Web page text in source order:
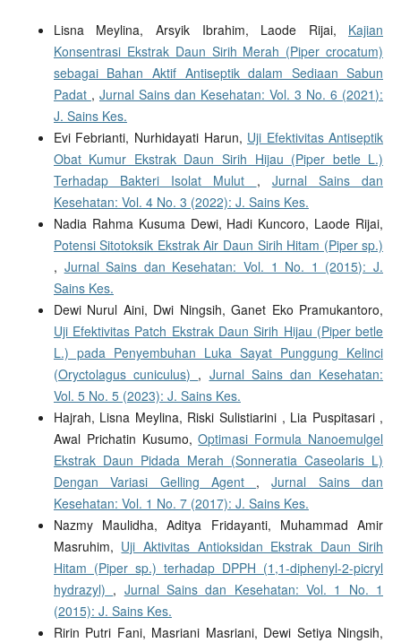
Lisna Meylina, Arsyik Ibrahim, Laode Rijai, Kajian
Konsentrasi Ekstrak Daun Sirih Merah (Piper crocatum)
sebagai Bahan Aktif Antiseptik dalam Sediaan Sabun
Padat , Jurnal Sains dan Kesehatan: Vol. 3 No. 6 (2021):
J. Sains Kes.
Evi Febrianti, Nurhidayati Harun, Uji Efektivitas Antiseptik
Obat Kumur Ekstrak Daun Sirih Hijau (Piper betle L.)
Terhadap Bakteri Isolat Mulut , Jurnal Sains dan
Kesehatan: Vol. 4 No. 3 (2022): J. Sains Kes.
Nadia Rahma Kusuma Dewi, Hadi Kuncoro, Laode Rijai,
Potensi Sitotoksik Ekstrak Air Daun Sirih Hitam (Piper sp.)
, Jurnal Sains dan Kesehatan: Vol. 1 No. 1 (2015): J.
Sains Kes.
Dewi Nurul Aini, Dwi Ningsih, Ganet Eko Pramukantoro,
Uji Efektivitas Patch Ekstrak Daun Sirih Hijau (Piper betle
L.) pada Penyembuhan Luka Sayat Punggung Kelinci
(Oryctolagus cuniculus) , Jurnal Sains dan Kesehatan:
Vol. 5 No. 5 (2023): J. Sains Kes.
Hajrah, Lisna Meylina, Riski Sulistiarini , Lia Puspitasari ,
Awal Prichatin Kusumo,Optimasi Formula Nanoemulgel
Ekstrak Daun Pidada Merah (Sonneratia Caseolaris L)
Dengan Variasi Gelling Agent ,Jurnal Sains dan
Kesehatan: Vol. 1 No. 7 (2017): J. Sains Kes.
Nazmy Maulidha, Aditya Fridayanti, Muhammad Amir
Masruhim, Uji Aktivitas Antioksidan Ekstrak Daun Sirih
Hitam (Piper sp.) terhadap DPPH (1,1-diphenyl-2-picryl
hydrazyl) , Jurnal Sains dan Kesehatan: Vol. 1 No. 1
(2015): J. Sains Kes.
Ririn Putri Fani, Masriani Masriani, Dewi Setiya Ningsih,